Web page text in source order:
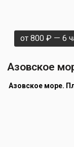
от 800₽ — 6
Азовское
Азовское море.